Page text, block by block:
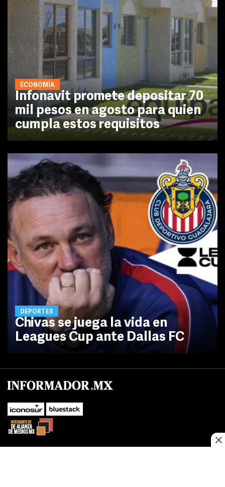
ECONOMÍA
Infonavit promete depositar 70
mil pesos en agosto para quien
cumpla estos requisitos
DEPORTES
Chivas se juega la vida en
Leagues Cup ante Dallas FC